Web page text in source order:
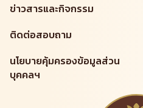
ข่าวสารและกิจกรรม
ติดต่อสอบถาม
นโยบายคุ้มครองข้อมูลส่วน
บุคคลฯ